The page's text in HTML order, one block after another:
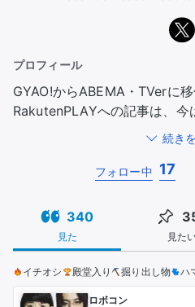
プロフィール
GYAO!からABEMA・TVerに
RakutenPLAYへの記事は、今
GooglePlayMovieのコメント
ながら追記転載したものがほ
他サイトには存在してるのに
員にも登録してみました
作品評価の★は最低と最高点
完璧に見える作品も何かしら
たその逆も
続き
フォロー中 17
340
見た 見た
イチオシ 殿堂入り 掘り出し物 ハ
ロボコン